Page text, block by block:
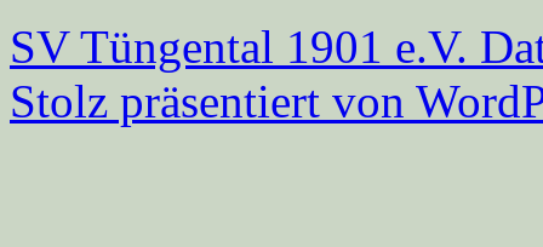
SV Tüngental 1901 e.V.
Stolz präsentiert von